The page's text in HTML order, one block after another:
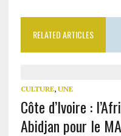
RELATED ARTICLES
CULTURE, UNE
Côte d’Ivoire :
Abidjan pour le